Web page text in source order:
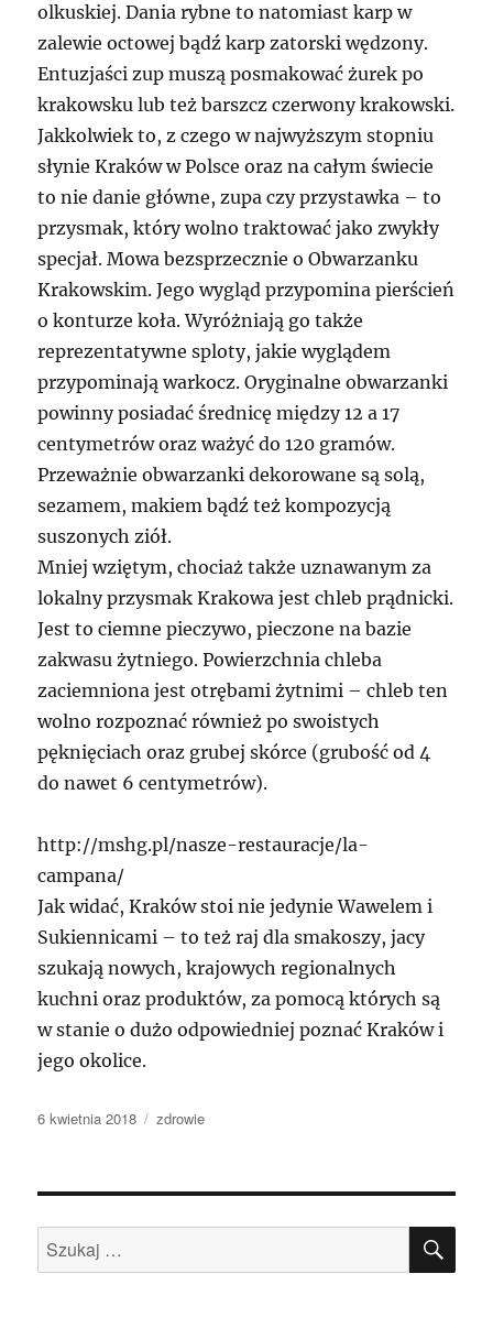
olkuskiej. Dania rybne to natomiast karp w
zalewie octowej bądź karp zatorski wędzony.
Entuzjaści zup muszą posmakować żurek po
krakowsku lub też barszcz czerwony krakowski.
Jakkolwiek to, z czego w najwyższym stopniu
słynie Kraków w Polsce oraz na całym świecie
to nie danie główne, zupa czy przystawka – to
przysmak, który wolno traktować jako zwykły
specjał. Mowa bezsprzecznie o Obwarzanku
Krakowskim. Jego wygląd przypomina pierścień
o konturze koła. Wyróżniają go także
reprezentatywne sploty, jakie wyglądem
przypominają warkocz. Oryginalne obwarzanki
powinny posiadać średnicę między 12 a 17
centymetrów oraz ważyć do 120 gramów.
Przeważnie obwarzanki dekorowane są solą,
sezamem, makiem bądź też kompozycją
suszonych ziół.
Mniej wziętym, chociaż także uznawanym za
lokalny przysmak Krakowa jest chleb prądnicki.
Jest to ciemne pieczywo, pieczone na bazie
zakwasu żytniego. Powierzchnia chleba
zaciemniona jest otrębami żytnimi – chleb ten
wolno rozpoznać również po swoistych
pęknięciach oraz grubej skórce (grubość od 4
do nawet 6 centymetrów).
http://mshg.pl/nasze-restauracje/la-
campana/
Jak widać, Kraków stoi nie jedynie Wawelem i
Sukiennicami – to też raj dla smakoszy, jacy
szukają nowych, krajowych regionalnych
kuchni oraz produktów, za pomocą których są
w stanie o dużo odpowiedniej poznać Kraków i
jego okolice.
Data
6 kwietnia 2018 Kategorie
zdrowie
Szukaj: